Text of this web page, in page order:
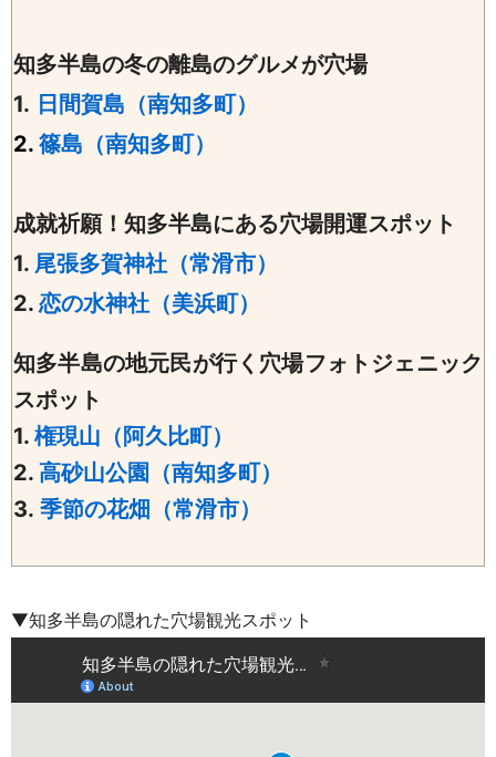
知多半島の冬の離島のグルメが穴場
1. 日間賀島（南知多町）
2. 篠島（南知多町）
成就祈願！知多半島にある穴場開運スポット
1. 尾張多賀神社（常滑市）
2. 恋の水神社（美浜町）
知多半島の地元民が行く穴場フォトジェニック
スポット
1. 権現山（阿久比町）
2. 高砂山公園（南知多町）
3. 季節の花畑（常滑市）
▼知多半島の隠れた穴場観光スポット